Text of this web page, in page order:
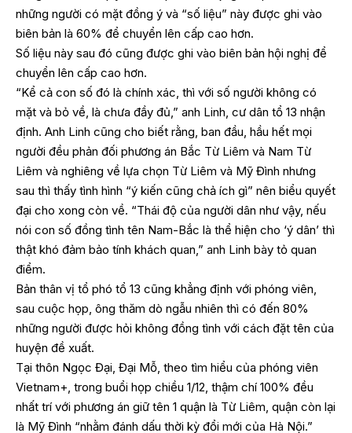
những người có mặt đồng ý và “số liệu” này được ghi vào
biên bản là 60% để chuyển lên cấp cao hơn.
Số liệu này sau đó cũng được ghi vào biên bản hội nghị để
chuyển lên cấp cao hơn.
“Kể cả con số đó là chính xác, thì với số người không có
mặt và bỏ về, là chưa đầy đủ,” anh Linh, cư dân tổ 13 nhận
định. Anh Linh cũng cho biết rằng, ban đầu, hầu hết mọi
người đều phản đối phương án Bắc Từ Liêm và Nam Từ
Liêm và nghiêng về lựa chọn Từ Liêm và Mỹ Đình nhưng
sau thì thấy tình hình “ý kiến cũng chả ích gì” nên biểu quyết
đại cho xong còn về. “Thái độ của người dân như vậy, nếu
nói con số đồng tình tên Nam-Bắc là thể hiện cho ‘ý dân’ thì
thật khó đảm bảo tính khách quan,” anh Linh bày tỏ quan
điểm.
Bản thân vị tổ phó tổ 13 cũng khẳng định với phóng viên,
sau cuộc họp, ông thăm dò ngẫu nhiên thì có đến 80%
những người được hỏi không đồng tình với cách đặt tên của
huyện đề xuất.
Tại thôn Ngọc Đại, Đại Mỗ, theo tìm hiểu của phóng viên
Vietnam+, trong buổi họp chiều 1/12, thậm chí 100% đều
nhất trí với phương án giữ tên 1 quận là Từ Liêm, quận còn lại
là Mỹ Đình “nhằm đánh dấu thời kỳ đổi mới của Hà Nội.”